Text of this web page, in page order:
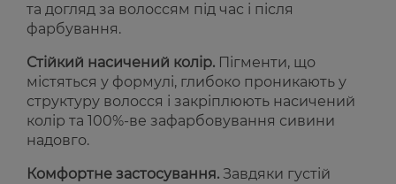
та догляд за волоссям під час і після
фарбування.
Стійкий насичений колір. Пігменти, що
містяться у формулі, глибоко проникають у
структуру волосся і закріплюють насичений
колір та 100%-ве зафарбовування сивини
надовго.
Комфортне застосування. Завдяки густій